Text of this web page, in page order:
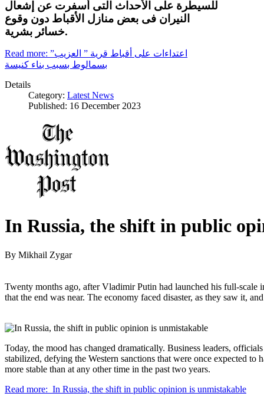
للسيطرة على الأحداث التى أسفرت عن إشعال
النيران فى بعض منازل الأقباط دون وقوع
خسائر بشرية.
Read more: اعتداءات على أقباط قرية ” العزيب”
بسمالوط بسبب بناء كنيسة
Details
Category: Latest News
Published: 16 December 2023
In Russia, the shift in public
By Mikhail Zygar
Twenty months ago, after Vladimir Putin had launched his full-
that the end was near. The economy faced disaster, as they saw it,
Today, the mood has changed dramatically. Business leaders,
stabilized, defying the Western sanctions that were once expected to
more stable than at any other time in the past two years.
Read more: In Russia, the shift in public opinion is unmistakable